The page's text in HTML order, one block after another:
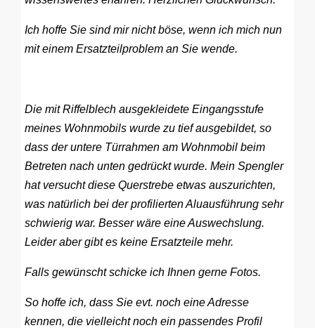
Ich hoffe Sie sind mir nicht böse, wenn ich mich nun
mit einem Ersatzteilproblem an Sie wende.
Die mit Riffelblech ausgekleidete Eingangsstufe
meines Wohnmobils wurde zu tief ausgebildet, so
dass der untere Türrahmen am Wohnmobil beim
Betreten nach unten gedrückt wurde. Mein Spengler
hat versucht diese Querstrebe etwas auszurichten,
was natürlich bei der profilierten Aluausführung sehr
schwierig war. Besser wäre eine Auswechslung.
Leider aber gibt es keine Ersatzteile mehr.
Falls gewünscht schicke ich Ihnen gerne Fotos.
So hoffe ich, dass Sie evt. noch eine Adresse
kennen, die vielleicht noch ein passendes Profil